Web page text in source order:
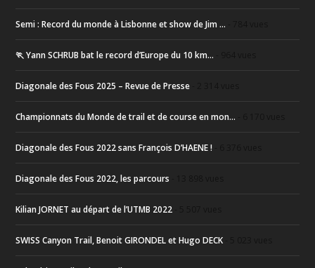
Semi : Record du monde à Lisbonne et show de Jim ...
🏃 Yann SCHRUB bat le record d’Europe du 10 km...
Diagonale des Fous 2025 – Revue de Presse
Championnats du Monde de trail et de course en mon...
Diagonale des Fous 2022 sans François D’HAENE !
Diagonale des Fous 2022, les parcours
Kilian JORNET au départ de l’UTMB 2022
SWISS Canyon Trail, Benoit GIRONDEL et Hugo DECK